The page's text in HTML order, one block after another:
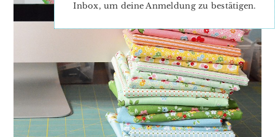
Inbox, um deine Anmeldung zu bestätigen.